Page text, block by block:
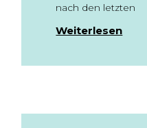
nach den letzten
Weiterlesen